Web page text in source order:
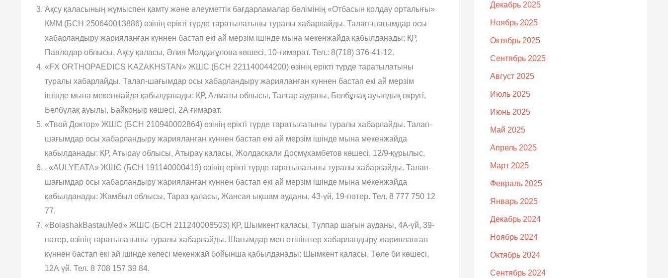
Ақсу қаласының жұмыспен қамту жəне əлеуметтік бағдарламалар бөлімінің «Отбасын қолдау орталығы»
КММ (БСН 250640013886) өзінің ерікті түрде таратылатыны туралы хабарлайды. Талап-шағымдар осы
хабарландыру жарияланған күннен бастап екі ай мерзім ішінде мына мекенжайда қабылданады: ҚР,
Павлодар облысы, Ақсу қаласы, Əлия Молдағұлова көшесі, 10-ғимарат. Тел.: 8(718) 376-41-12.
«FX ORTHOPAEDICS KAZAKHSTAN» ЖШС (БСН 221140044200) өзінің ерікті түрде таратылатыны
туралы хабарлайды. Талап-шағымдар осы хабарландыру жарияланған күннен бастап екі ай мерзім
ішінде мына мекенжайда қабылданады: ҚР, Алматы облысы, Талғар ауданы, Белбұлақ ауылдық округі,
Белбұлақ ауылы, Байқоңыр көшесі, 2А ғимарат.
«Твой Доктор» ЖШС (БСН 210940002864) өзінің ерікті түрде таратылатыны туралы хабарлайды. Талап-
шағымдар осы хабарландыру жарияланған күннен бастап екі ай мерзім ішінде мына мекенжайда
қабылданады: ҚР, Атырау облысы, Атырау қаласы, Жолдасқали Досмұхамбетов көшесі, 12/9-құрылыс.
. «AULYEATA» ЖШС (БСН 191140000419) өзінің ерікті түрде таратылатыны туралы хабарлайды. Талап-
шағымдар осы хабарландыру жарияланған күннен бастап екі ай мерзім ішінде мына мекенжайда
қабылданады: Жамбыл облысы, Тараз қаласы, Жансая ықшам ауданы, 43-үй, 19-пəтер. Тел. 8 777 750 12
77.
«BolashakBastauMed» ЖШС (БСН 211240008503) ҚР, Шымкент қаласы, Тұлпар шағын ауданы, 4А-үй, 39-
пəтер, өзінің таратылатыны туралы хабарлайды. Шағымдар мен өтініштер хабарландыру жарияланған
күннен бастап екі ай ішінде келесі мекенжай бойынша қабылданады: Шымкент қаласы, Төле би көшесі,
12А үй. Тел. 8 708 157 39 84.
Декабрь 2025
Ноябрь 2025
Октябрь 2025
Сентябрь 2025
Август 2025
Июль 2025
Июнь 2025
Май 2025
Апрель 2025
Март 2025
Февраль 2025
Январь 2025
Декабрь 2024
Ноябрь 2024
Октябрь 2024
Сентябрь 2024